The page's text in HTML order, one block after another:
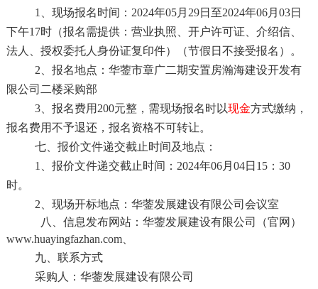
1、现场报名时间：2024年05月29日至2024年06月03日
下午17时（报名需提供：营业执照、开户许可证、介绍信、
法人、授权委托人身份证复印件）（节假日不接受报名）。
2、报名地点：华蓥市章广二期安置房瀚海建设开发有
限公司二楼采购部
3、报名费用200元整，需现场报名时以现金方式缴纳，
报名费用不予退还，报名资格不可转让。
七、报价文件递交截止时间及地点：
1、报价文件递交截止时间：2024年06月04日15：30
时。
2、现场开标地点：华蓥发展建设有限公司会议室
八、信息发布网站：华蓥发展建设有限公司（官网）
www.huayingfazhan.com、
九、联系方式
采购人：华蓥发展建设有限公司